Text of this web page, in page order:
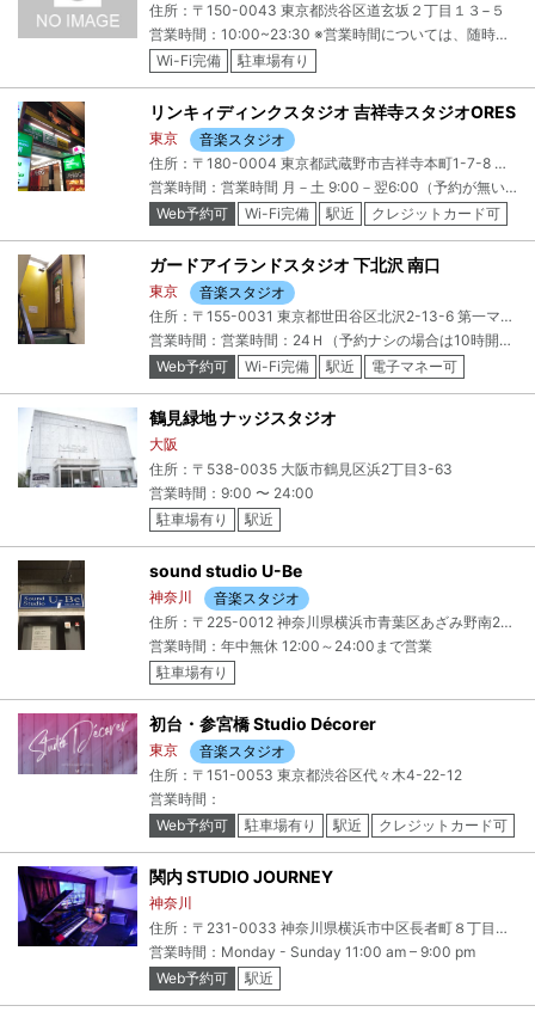
住所：〒150-0043 東京都渋谷区道玄坂２丁目１３−５
営業時間：10:00~23:30 ※営業時間については、随時変更する場合がございます。
Wi-Fi完備
駐車場有り
リンキィディンクスタジオ 吉祥寺スタジオORES
東京
音楽スタジオ
住所：〒180-0004 東京都武蔵野市吉祥寺本町1-7-8 第一マーブルビル3F
営業時間：営業時間 月－土 9:00－翌6:00（予約が無い場合は翌4:00） 日 9:00－23:00
Web予約可
Wi-Fi完備 駅近
クレジットカード可
電子マネー可
ガードアイランドスタジオ 下北沢 南口
東京
音楽スタジオ
住所：〒155-0031 東京都世田谷区北沢2-13-6 第一マツヤビル3F
営業時間：営業時間：24Ｈ（予約ナシの場合は10時開店25時閉店）
Web予約可
Wi-Fi完備 駅近 電子マネー可
鶴見緑地 ナッジスタジオ
大阪
住所：〒538-0035 大阪市鶴見区浜2丁目3-63
営業時間：9:00 〜 24:00
駐車場有り
駅近
sound studio U-Be
神奈川
音楽スタジオ
住所：〒225-0012 神奈川県横浜市青葉区あざみ野南2-1-21 ベオラプレイスB2-B+sound studio U-Be
営業時間：年中無休 12:00～24:00まで営業
駐車場有り
初台・参宮橋 Studio Décorer
東京
音楽スタジオ
住所：〒151-0053 東京都渋谷区代々木4-22-12
営業時間：
Web予約可
駐車場有り 駅近
クレジットカード可
電子マネー可
関内 STUDIO JOURNEY
神奈川
住所：〒231-0033 神奈川県横浜市中区長者町８丁目１３３−６ サクラビル 2F
営業時間：Monday - Sunday 11:00 am – 9:00 pm
Web予約可
駅近